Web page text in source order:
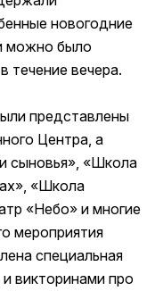
новогодние
можно было
течение вечера.
представлены
Центра, а
сыновья», «Школа
«Школа
«Небо» и многие
мероприятия
специальная
викторинами про